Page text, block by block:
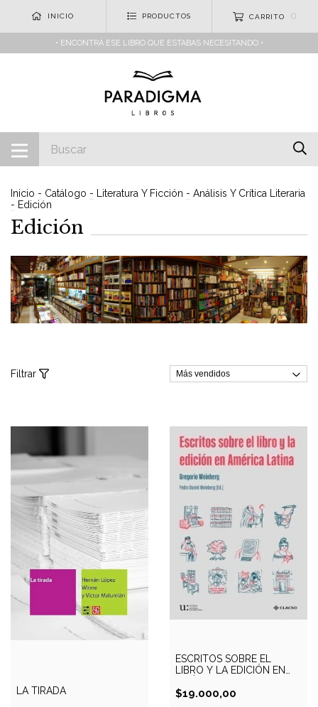
INICIO PRODUCTOS CARRITO 0
• ENCONTRÁ ESE LIBRO QUE ESTABAS NECESITANDO •
Inicio - Catálogo - Literatura Y Ficción - Análisis Y Crítica Literaria
- Edición
Edición
Filtrar
LA TIRADA
ESCRITOS SOBRE EL
LIBRO Y LA EDICIÓN EN
$19.000,00